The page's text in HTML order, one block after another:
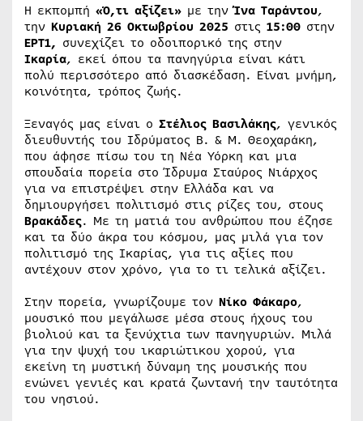
Η εκπομπή «Ό,τι αξίζει» με τηνΊνα Ταράντου,
την Κυριακή 26 Οκτωβρίου 2025 στις 15:00 στην
ΕΡΤ1, συνεχίζει το οδοιπορικό της στην
Ικαρία, εκεί όπου τα πανηγύρια είναι κάτι
πολύ περισσότερο από διασκέδαση. Είναι μνήμη,
κοινότητα, τρόπος ζωής.
Ξεναγός μας είναι ο Στέλιος Βασιλάκης, γενικός
διευθυντής του Ιδρύματος Β. & Μ. Θεοχαράκη,
που άφησε πίσω του τη Νέα Υόρκη και μια
σπουδαία πορεία στο Ίδρυμα Σταύρος Νιάρχος
για να επιστρέψει στην Ελλάδα και να
δημιουργήσει πολιτισμό στις ρίζες του, στους
Βρακάδες. Με τη ματιά του ανθρώπου που έζησε
και τα δύο άκρα του κόσμου, μας μιλά για τον
πολιτισμό της Ικαρίας, για τις αξίες που
αντέχουν στον χρόνο, για το τι τελικά αξίζει.
Στην πορεία, γνωρίζουμε τον Νίκο Φάκαρο,
μουσικό που μεγάλωσε μέσα στους ήχους του
βιολιού και τα ξενύχτια των πανηγυριών. Μιλά
για την ψυχή του ικαριώτικου χορού, για
εκείνη τη μυστική δύναμη της μουσικής που
ενώνει γενιές και κρατά ζωντανή την ταυτότητα
του νησιού.